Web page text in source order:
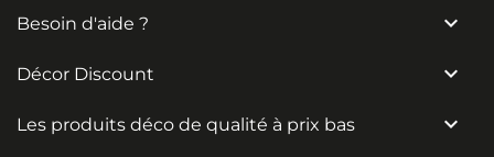
Besoin d'aide ? 
Décor Discount 
Les produits déco de qualité à prix bas 